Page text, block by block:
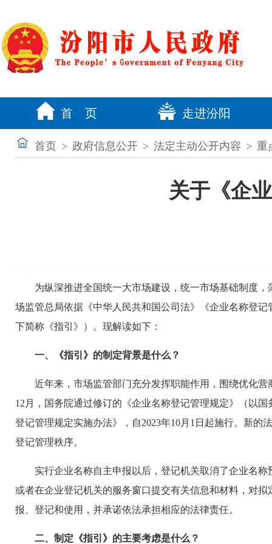
首 页 走进汾阳
首页 > 政府信息公开 > 法定主动公开内容 > 重
关于《企
为纵深推进全国统一大市场建设，统一市场基础制度
场监管总局依据《中华人民共和国公司法》《企业名称登
下简称《指引》）。现解读如下：
一、《指引》的制定背景是什么？
近年来，市场监管部门充分发挥职能作用，围绕优化
12月，国务院通过修订的《企业名称登记管理规定》（以
登记管理规定实施办法》，自2023年10月1日起施行。新
登记管理秩序。
实行企业名称自主申报以后，登记机关取消了企业名
或者在企业登记机关的服务窗口提交有关信息和材料，对
报、登记和使用，并承诺依法承担相应的法律责任。
二、制定《指引》的主要考虑是什么？